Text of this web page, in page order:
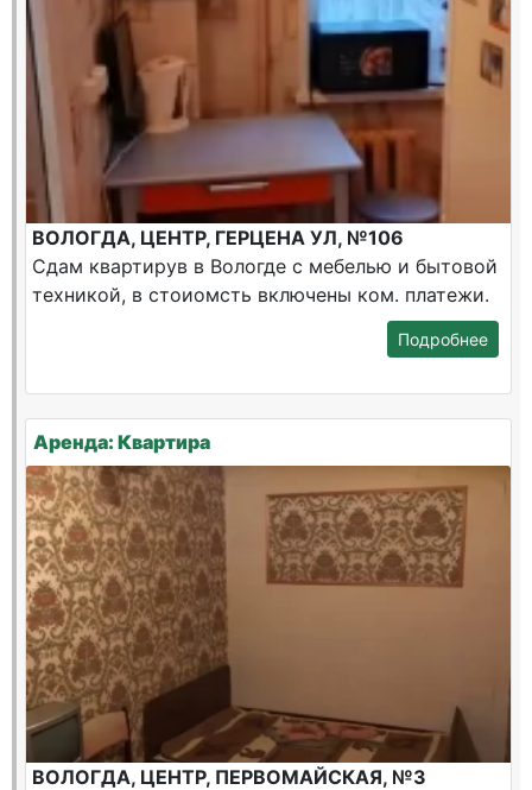
ВОЛОГДА, ЦЕНТР, ГЕРЦЕНА УЛ, №106
Сдам квартирув в Вологде с мебелью и бытовой
техникой, в стоиомсть включены ком. платежи.
Подробнее
Аренда: Квартира
ВОЛОГДА, ЦЕНТР, ПЕРВОМАЙСКАЯ, №3